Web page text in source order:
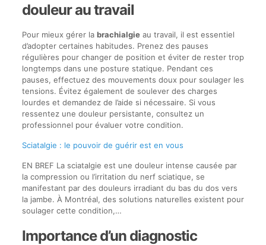
douleur au travail
Pour mieux gérer la brachialgieau travail, il est essentiel
d’adopter certaines habitudes. Prenez des pauses
régulières pour changer de position et éviter de rester trop
longtemps dans une posture statique. Pendant ces
pauses, effectuez des mouvements doux pour soulager les
tensions. Évitez également de soulever des charges
lourdes et demandez de l’aide si nécessaire. Si vous
ressentez une douleur persistante, consultez un
professionnel pour évaluer votre condition.
Sciatalgie : le pouvoir de guérir est en vous
EN BREF La sciatalgie est une douleur intense causée par
la compression ou l’irritation du nerf sciatique, se
manifestant par des douleurs irradiant du bas du dos vers
la jambe. À Montréal, des solutions naturelles existent pour
soulager cette condition,…
Importance d’un diagnostic